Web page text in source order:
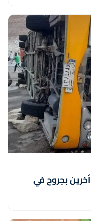
مصر..مصرع 12 شخصا واصابة 33 أخرين بجروح في